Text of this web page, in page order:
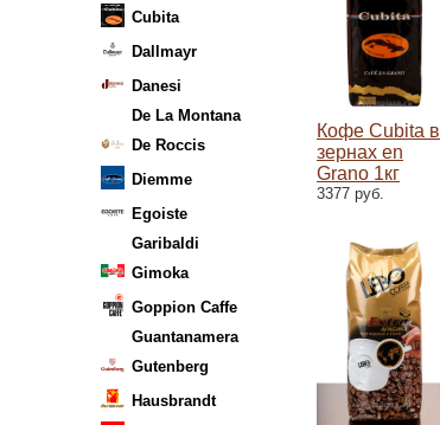
Cubita
Dallmayr
Danesi
De La Montana
De Roccis
Diemme
Egoiste
Garibaldi
Gimoka
Goppion Caffe
Guantanamera
Gutenberg
Hausbrandt
Кофе Cubita в
зернах en
Grano 1кг
3377 руб.